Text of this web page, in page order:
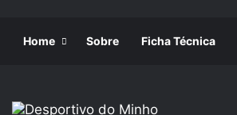
Home Sobre Ficha Técnica